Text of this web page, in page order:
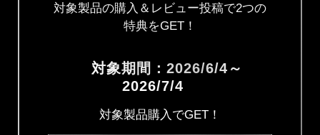
対象製品の購入＆レビュー投稿で2つの
特典をGET！
対象期間：2026/6/4～
2026/7/4
対象製品購入でGET！